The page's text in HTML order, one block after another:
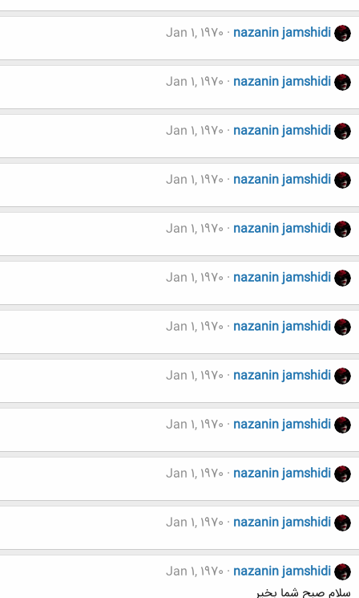
nazanin jamshidi
Jan 1, 1970
nazanin jamshidi
Jan 1, 1970
nazanin jamshidi
Jan 1, 1970
nazanin jamshidi
Jan 1, 1970
nazanin jamshidi
Jan 1, 1970
nazanin jamshidi
Jan 1, 1970
nazanin jamshidi
Jan 1, 1970
nazanin jamshidi
Jan 1, 1970
nazanin jamshidi
Jan 1, 1970
nazanin jamshidi
Jan 1, 1970
nazanin jamshidi
Jan 1, 1970
nazanin jamshidi
Jan 1, 1970
سلام صبح شما بخیر